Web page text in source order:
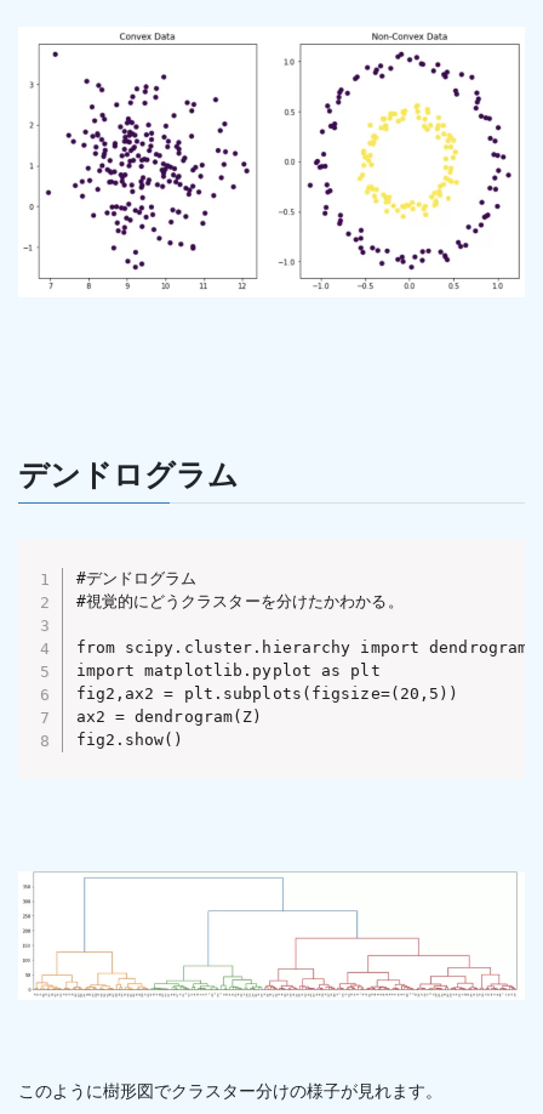
デンドログラム
#デンドログラム
#視覚的にどうクラスターを分けたかわかる。
from scipy.cluster.hierarchy import dendrogram
import matplotlib.pyplot as plt
fig2,ax2 = plt.subplots(figsize=(20,5))
ax2 = dendrogram(Z)
fig2.show()
このように樹形図でクラスター分けの様子が見れます。